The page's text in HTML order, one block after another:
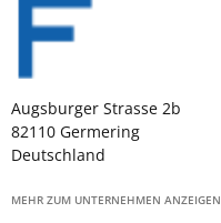
Augsburger Strasse 2b
82110 Germering
Deutschland
MEHR ZUM UNTERNEHMEN ANZEIGEN